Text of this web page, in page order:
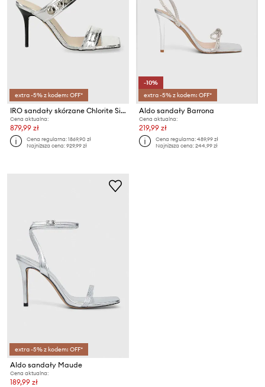
extra -5% z kodem: OFF*
IRO sandały skórzane Chlorite Silver
Cena aktualna:
879,99 zł
Cena regularna:1869,90 zł
Najniższa cena:929,99 zł
-10%
extra -5% z kodem: OFF*
Aldo sandały Barrona
Cena aktualna:
219,99 zł
Cena regularna:489,99 zł
Najniższa cena:244,99 zł
extra -5% z kodem: OFF*
Aldo sandały Maude
Cena aktualna:
189,99 zł